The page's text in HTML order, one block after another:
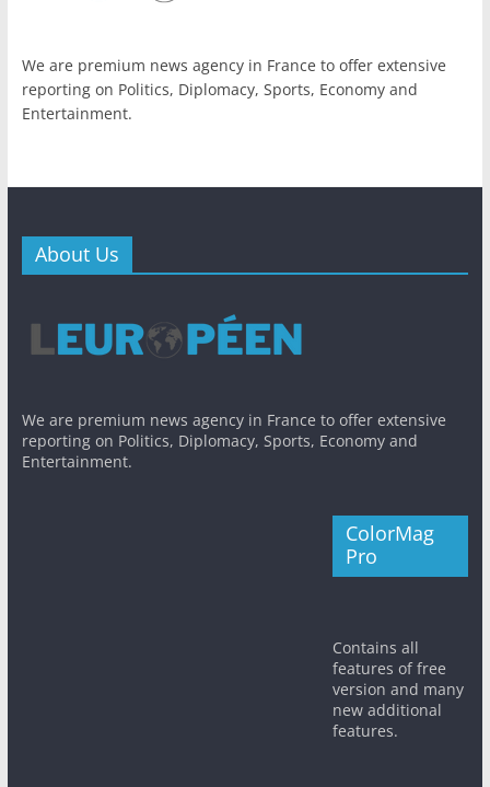
We are premium news agency in France to offer extensive
reporting on Politics, Diplomacy, Sports, Economy and
Entertainment.
About Us
We are premium news agency in France to offer extensive
reporting on Politics, Diplomacy, Sports, Economy and
Entertainment.
ColorMag
Pro
Contains all
features of free
version and many
new additional
features.